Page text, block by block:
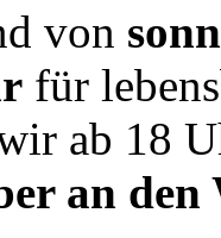
von
für
ab 18
an den